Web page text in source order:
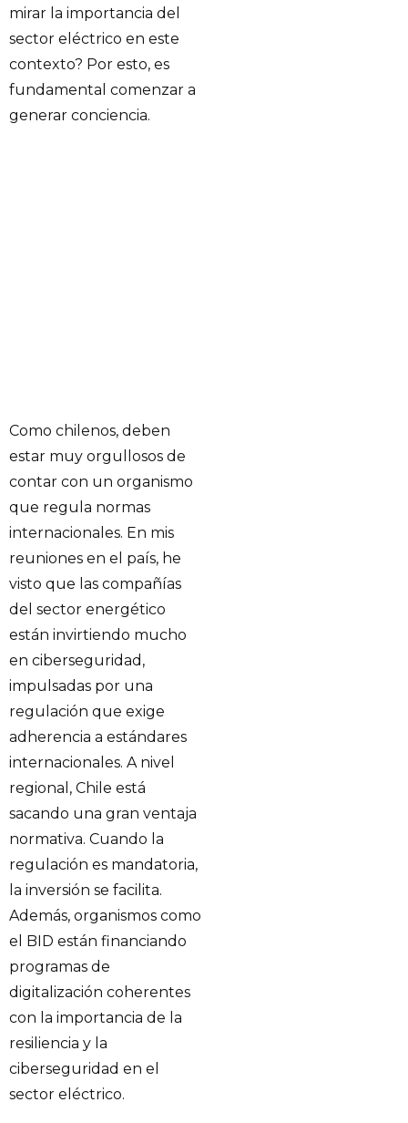
mirar la importancia del
sector eléctrico en este
contexto? Por esto, es
fundamental comenzar a
generar conciencia.
Como chilenos, deben
estar muy orgullosos de
contar con un organismo
que regula normas
internacionales. En mis
reuniones en el país, he
visto que las compañías
del sector energético
están invirtiendo mucho
en ciberseguridad,
impulsadas por una
regulación que exige
adherencia a estándares
internacionales. A nivel
regional, Chile está
sacando una gran ventaja
normativa. Cuando la
regulación es mandatoria,
la inversión se facilita.
Además, organismos como
el BID están financiando
programas de
digitalización coherentes
con la importancia de la
resiliencia y la
ciberseguridad en el
sector eléctrico.